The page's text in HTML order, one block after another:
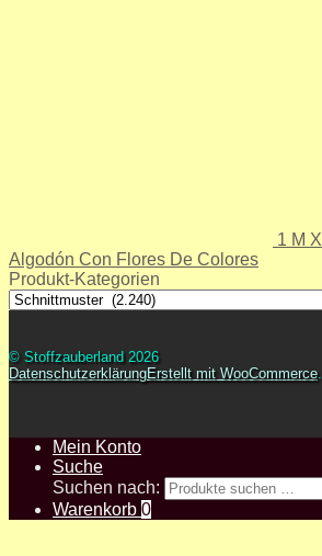
1 M
Algodón Con Flores De Colores
Produkt-Kategorien
© Stoffzauberland 2026
DatenschutzerklärungErstellt mit WooCommerce.
Mein Konto
Suche
Suchen nach:
Warenkorb 0